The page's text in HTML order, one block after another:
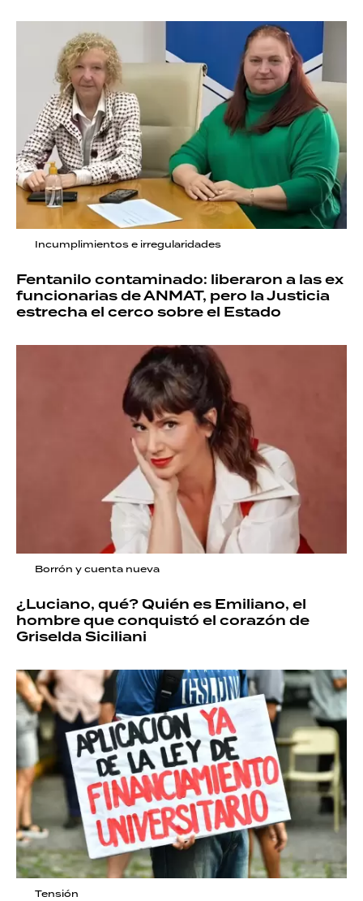
Incumplimientos e irregularidades
Fentanilo contaminado: liberaron a las ex
funcionarias de ANMAT, pero la Justicia
estrecha el cerco sobre el Estado
Borrón y cuenta nueva
¿Luciano, qué? Quién es Emiliano, el
hombre que conquistó el corazón de
Griselda Siciliani
Tensión